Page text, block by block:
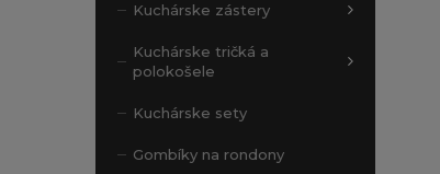
Kuchárske zástery
Kuchárske tričká a
polokošele
Kuchárske sety
Gombíky na rondony